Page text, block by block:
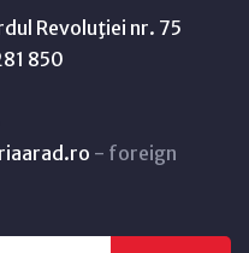
Revoluţiei nr. 75
850
- foreign